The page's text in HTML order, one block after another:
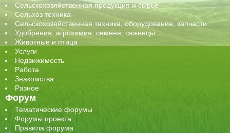
Сельскохозяйственная продукция и сырье
Сельхоз техника
Сельскохозяйственная техника, оборудование, запчасти
Удобрения, агрохимия, семена, саженцы
Животные и птица
Услуги
Недвижимость
Работа
Знакомства
Разное
Форум
Тематические форумы
Форумы проекта
Правила форума